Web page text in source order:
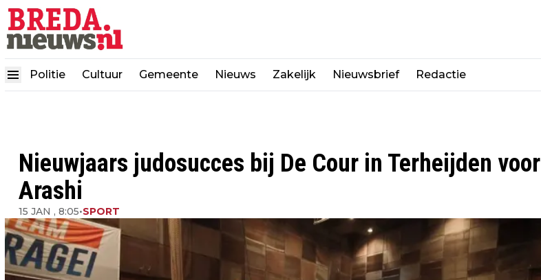
Politie Cultuur Gemeente Nieuws Zakelijk Nieuwsbrief Redactie
Nieuwjaars judosucces bij De Cour in Terheijden voor
Arashi
15 JAN , 8:05•SPORT